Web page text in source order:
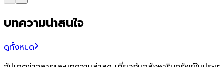
บทความน่าสนใจ
ดูทั้งหมด